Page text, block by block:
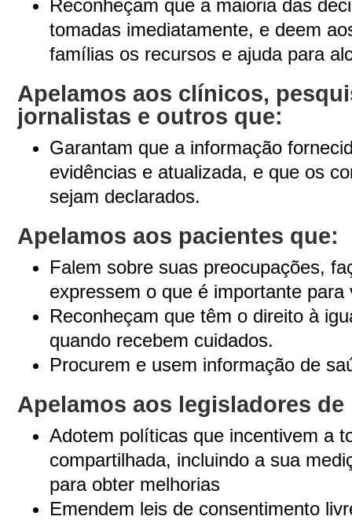
Reconheçam que a maioria das
tomadas imediatamente, e deem
famílias os recursos e ajuda para
Apelamos aos clínicos,
jornalistas e outros que:
Garantam que a informação
evidências e atualizada, e que os
sejam declarados.
Apelamos aos pacientes que:
Falem sobre suas preocupações,
expressem o que é importante para
Reconheçam que têm o direito à
quando recebem cuidados.
Procurem e usem informação de
Apelamos aos legisladores
Adotem políticas que incentivem a
compartilhada, incluindo a sua
para obter melhorias
Emendem leis de consentimento